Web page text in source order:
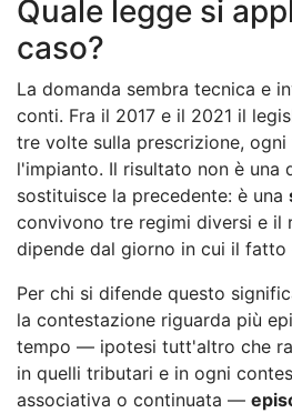
Quale legge si
caso?
La domanda sembra tecnica e
conti. Fra il 2017 e il 2021 il
tre volte sulla prescrizione,
l'impianto. Il risultato non è una
sostituisce la precedente: è una
convivono tre regimi diversi e il
dipende dal giorno in cui il fatto
Per chi si difende questo
la contestazione riguarda più
tempo — ipotesi tutt'altro che
in quelli tributari e in ogni
associativa o continuata —